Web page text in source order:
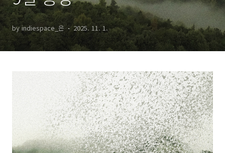
by indiespace_은 2025. 11. 1.